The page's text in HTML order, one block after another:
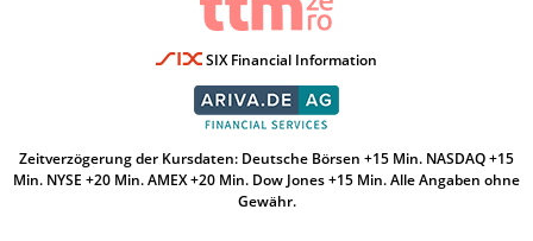
SIX Financial Information
Zeitverzögerung der Kursdaten: Deutsche Börsen +15 Min. NASDAQ +15
Min. NYSE +20 Min. AMEX +20 Min. Dow Jones +15 Min. Alle Angaben ohne
Gewähr.